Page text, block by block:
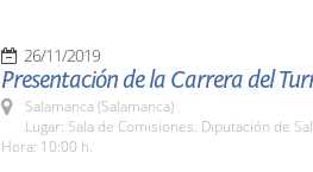
26/11/2019
Presentación de la Carrera del
Salamanca (Salamanca)
Lugar: Sala de Comisiones. Diputación de
Hora: 10:00 h.